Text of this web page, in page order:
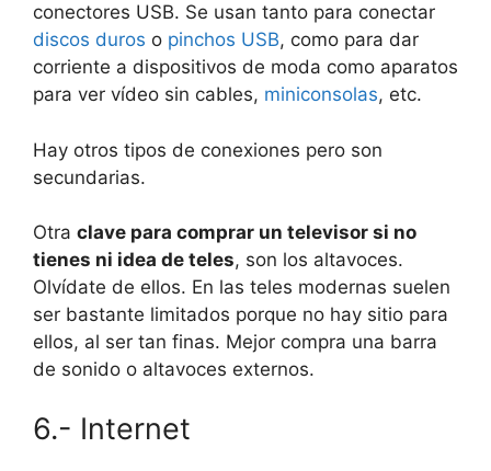
conectores USB. Se usan tanto para conectar
discos duros o pinchos USB, como para dar
corriente a dispositivos de moda como aparatos
para ver vídeo sin cables, miniconsolas, etc.
Hay otros tipos de conexiones pero son
secundarias.
Otra clave para comprar un televisor si no
tienes ni idea de teles, son los altavoces.
Olvídate de ellos. En las teles modernas suelen
ser bastante limitados porque no hay sitio para
ellos, al ser tan finas. Mejor compra una barra
de sonido o altavoces externos.
6.- Internet